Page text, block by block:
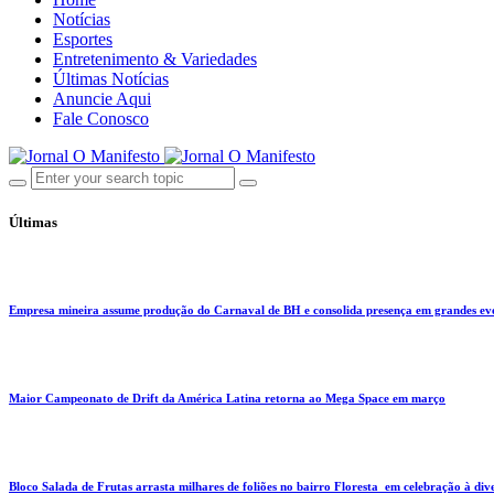
Notícias
Esportes
Entretenimento & Variedades
Últimas Notícias
Anuncie Aqui
Fale Conosco
Últimas
Empresa mineira assume produção do Carnaval de BH e consolida presença em grandes
Maior Campeonato de Drift da América Latina retorna ao Mega Space em março
Bloco Salada de Frutas arrasta milhares de foliões no bairro Floresta em celebração à